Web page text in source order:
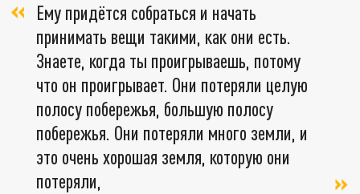
Ему придётся собраться и начать
принимать вещи такими, как они есть.
Знаете, когда ты проигрываешь, потому
что он проигрывает. Они потеряли целую
полосу побережья, большую полосу
побережья. Они потеряли много земли, и
это очень хорошая земля, которую они
потеряли,